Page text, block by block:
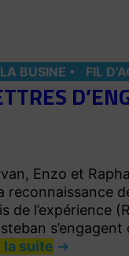
BUSINE FIL
Enzo et
reconnaissance
de l’expérience
la suite